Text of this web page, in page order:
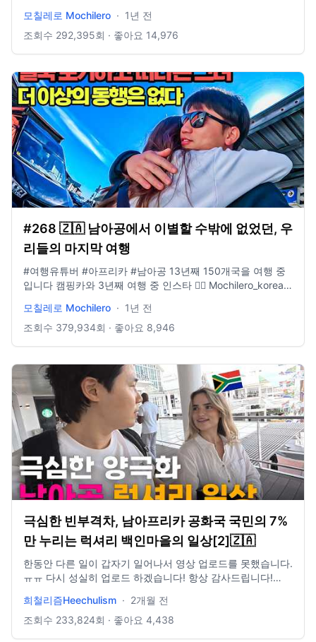
www.yologotravel.com/ 메일 👉🏻 yologotrip@gmail.com
모칠레로 Mochilero · 1년 전
조회수 292,395회 · 좋아요 14,976
#268 🇿🇦 남아공에서 이별할 수밖에 없었던, 우
리들의 마지막 여행
#여행유튜버​ #아프리카 #남아공 13년째 150개국을 여행 중
입니다 캠핑카와 3년째 여행 중 인스타 👉🏻 Mochilero_korean
www.yologotravel.com/ 메일 👉🏻 yologotrip@gmail.com
모칠레로 Mochilero · 1년 전
조회수 379,934회 · 좋아요 8,946
극심한 빈부격차, 남아프리카 공화국 국민의 7%
만 누리는 럭셔리 백인마을의 일상[2]🇿🇦
한동안 다른 일이 갑자기 일어나서 영상 업로드를 못했습니다.
ㅠㅠ 다시 성실히 업로드 하겠습니다! 항상 감사드립니다!
희철리즘Heechulism · 2개월 전
조회수 233,824회 · 좋아요 4,438